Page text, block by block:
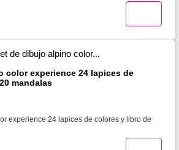
color experience 24 lapices de
mandalas
experience 24 lapices de colores y libro de